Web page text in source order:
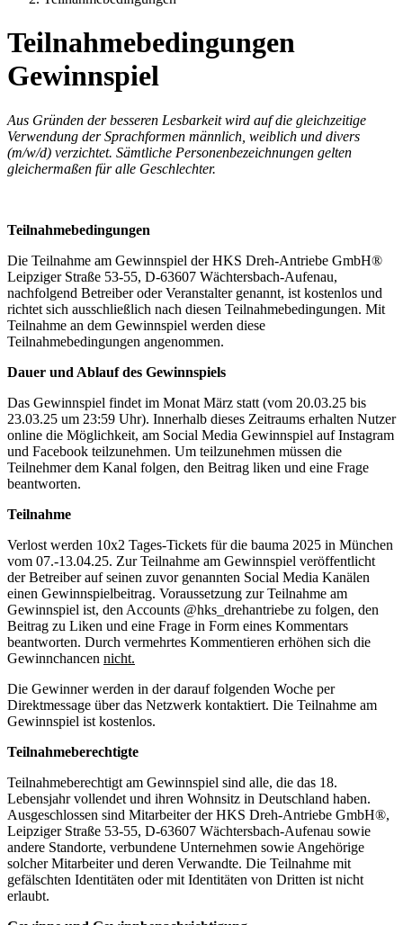
Teilnahmebedingungen
Gewinnspiel
Aus Gründen der besseren Lesbarkeit wird auf die gleichzeitige
Verwendung der Sprachformen männlich, weiblich und divers
(m/w/d) verzichtet. Sämtliche Personenbezeichnungen gelten
gleichermaßen für alle Geschlechter.
Teilnahmebedingungen
Die Teilnahme am Gewinnspiel der HKS Dreh-Antriebe GmbH®
Leipziger Straße 53-55, D-63607 Wächtersbach-Aufenau,
nachfolgend Betreiber oder Veranstalter genannt, ist kostenlos und
richtet sich ausschließlich nach diesen Teilnahmebedingungen. Mit
Teilnahme an dem Gewinnspiel werden diese
Teilnahmebedingungen angenommen.
Dauer und Ablauf des Gewinnspiels
Das Gewinnspiel findet im Monat März statt (vom 20.03.25 bis
23.03.25 um 23:59 Uhr). Innerhalb dieses Zeitraums erhalten Nutzer
online die Möglichkeit, am Social Media Gewinnspiel auf Instagram
und Facebook teilzunehmen. Um teilzunehmen müssen die
Teilnehmer dem Kanal folgen, den Beitrag liken und eine Frage
beantworten.
Teilnahme
Verlost werden 10x2 Tages-Tickets für die bauma 2025 in München
vom 07.-13.04.25. Zur Teilnahme am Gewinnspiel veröffentlicht
der Betreiber auf seinen zuvor genannten Social Media Kanälen
einen Gewinnspielbeitrag. Voraussetzung zur Teilnahme am
Gewinnspiel ist, den Accounts @hks_drehantriebe zu folgen, den
Beitrag zu Liken und eine Frage in Form eines Kommentars
beantworten. Durch vermehrtes Kommentieren erhöhen sich die
Gewinnchancen nicht.
Die Gewinner werden in der darauf folgenden Woche per
Direktmessage über das Netzwerk kontaktiert. Die Teilnahme am
Gewinnspiel ist kostenlos.
Teilnahmeberechtigte
Teilnahmeberechtigt am Gewinnspiel sind alle, die das 18.
Lebensjahr vollendet und ihren Wohnsitz in Deutschland haben.
Ausgeschlossen sind Mitarbeiter der HKS Dreh-Antriebe GmbH®,
Leipziger Straße 53-55, D-63607 Wächtersbach-Aufenau sowie
andere Standorte, verbundene Unternehmen sowie Angehörige
solcher Mitarbeiter und deren Verwandte. Die Teilnahme mit
gefälschten Identitäten oder mit Identitäten von Dritten ist nicht
erlaubt.